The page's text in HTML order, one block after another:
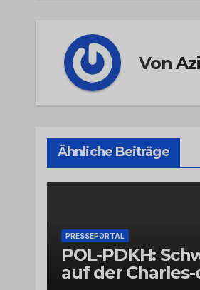
Von
Ähnliche Beiträge
PRESSEPORTAL
POL-PDKH:
auf der Charles-